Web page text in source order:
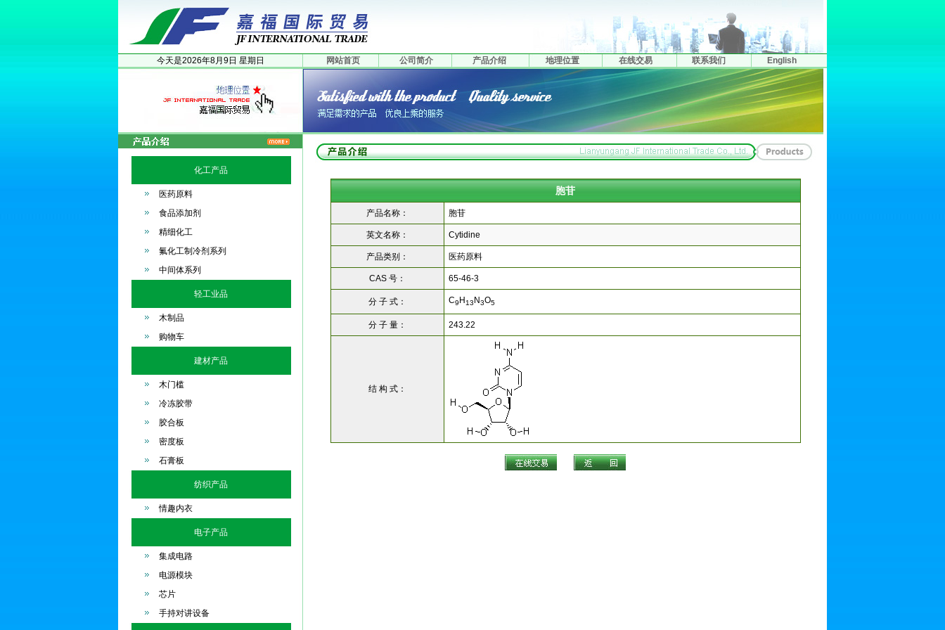
今天是2026年8月 9日 星期日 网站首页 公司简介 产品介绍 地理位置 在线交易 联系我们 English
化工产品
医药原料
食品添加剂
精细化工
氟化工制冷剂系列
中间体系列
轻工业品
木制品
购物车
建材产品
木门槛
冷冻胶带
胶合板
密度板
石膏板
纺织产品
情趣内衣
电子产品
集成电路
电源模块
芯片
手持对讲设备
胞苷
产品名称： 胞苷
英文名称： Cytidine
产品类别： 医药原料
CAS 号： 65-46-3
分 子 式： C9 H13 N3O5
分 子 量： 243.22
结 构 式：